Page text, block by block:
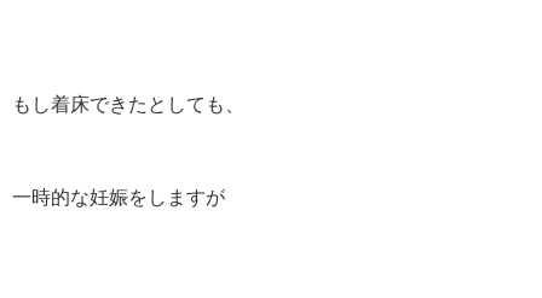
もし着床できたとしても、
一時的な妊娠をしますが